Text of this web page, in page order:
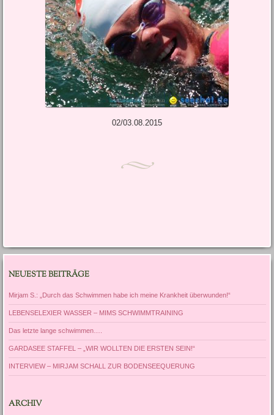
02/03.08.2015
NEUESTE BEITRÄGE
Mirjam S.: „Durch das Schwimmen habe ich meine Krankheit überwunden!“
LEBENSELEXIER WASSER – MIMS SCHWIMMTRAINING
Das letzte lange schwimmen….
GARDASEE STAFFEL – „WIR WOLLTEN DIE ERSTEN SEIN!“
INTERVIEW – MIRJAM SCHALL ZUR BODENSEEQUERUNG
ARCHIV